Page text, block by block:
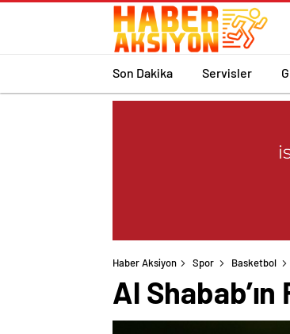
Son Dakika Servisler
Haber Aksiyon Spor Basketbol
Al